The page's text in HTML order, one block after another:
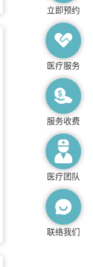
立即预约
医疗服务
服务收费
医疗团队
联络我们